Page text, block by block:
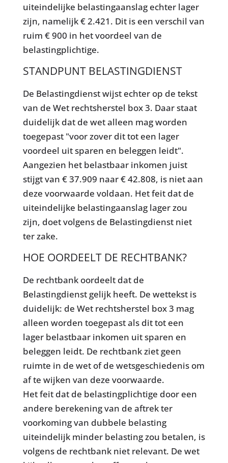
uiteindelijke belastingaanslag echter lager
zijn, namelijk € 2.421. Dit is een verschil van
ruim € 900 in het voordeel van de
belastingplichtige.
STANDPUNT BELASTINGDIENST
De Belastingdienst wijst echter op de tekst
van de Wet rechtsherstel box 3. Daar staat
duidelijk dat de wet alleen mag worden
toegepast "voor zover dit tot een lager
voordeel uit sparen en beleggen leidt".
Aangezien het belastbaar inkomen juist
stijgt van € 37.909 naar € 42.808, is niet aan
deze voorwaarde voldaan. Het feit dat de
uiteindelijke belastingaanslag lager zou
zijn, doet volgens de Belastingdienst niet
ter zake.
HOE OORDEELT DE RECHTBANK?
De rechtbank oordeelt dat de
Belastingdienst gelijk heeft. De wettekst is
duidelijk: de Wet rechtsherstel box 3 mag
alleen worden toegepast als dit tot een
lager belastbaar inkomen uit sparen en
beleggen leidt. De rechtbank ziet geen
ruimte in de wet of de wetsgeschiedenis om
af te wijken van deze voorwaarde.
Het feit dat de belastingplichtige door een
andere berekening van de aftrek ter
voorkoming van dubbele belasting
uiteindelijk minder belasting zou betalen, is
volgens de rechtbank niet relevant. De wet